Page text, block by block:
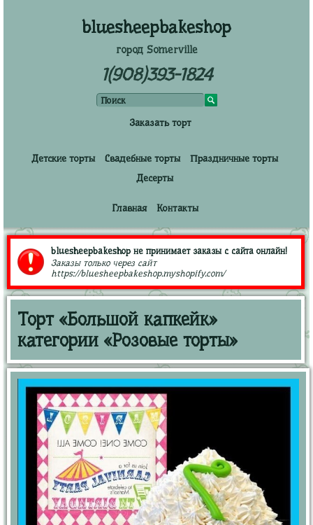
bluesheepbakeshop
город Somerville
1(908)393-1824
Заказать торт
Детские торты Свадебные торты
Праздничные торты
Десерты
Главная Контакты
bluesheepbakeshop не принимает заказы с сайта онлайн!
Заказы только через сайт
https://bluesheepbakeshop.myshopify.com/
Торт «Большой капкейк»
категории «Розовые торты»